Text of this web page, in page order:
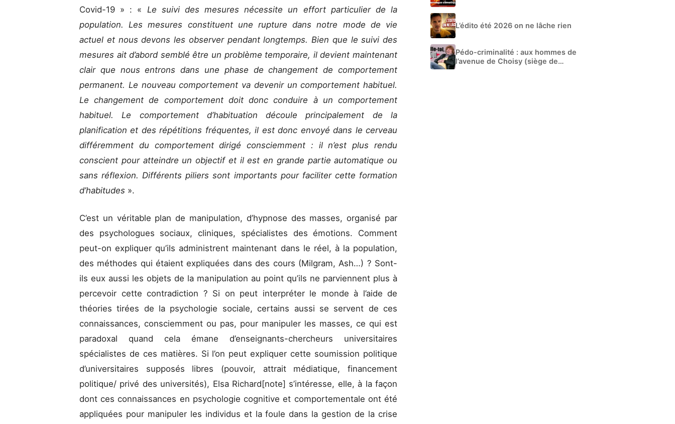
Covid-19 » : « Le suivi des mesures nécessite un effort particulier de la
population. Les mesures constituent une rupture dans notre mode de vie
actuel et nous devons les observer pendant longtemps. Bien que le suivi des
mesures ait d’abord semblé être un problème temporaire, il devient maintenant
clair que nous entrons dans une phase de changement de comportement
permanent. Le nouveau comportement va devenir un comportement habituel.
Le changement de comportement doit donc conduire à un comportement
habituel. Le comportement d’habituation découle principalement de la
planification et des répétitions fréquentes, il est donc envoyé dans le cerveau
différemment du comportement dirigé consciemment : il n’est plus rendu
conscient pour atteindre un objectif et il est en grande partie automatique ou
sans réflexion. Différents piliers sont importants pour faciliter cette formation
d’habitudes ».
C’est un véritable plan de manipulation, d’hypnose des masses, organisé par
des psychologues sociaux, cliniques, spécialistes des émotions. Comment
peut-on expliquer qu’ils administrent maintenant dans le réel, à la population,
des méthodes qui étaient expliquées dans des cours (Milgram, Ash…) ? Sont-
ils eux aussi les objets de la manipulation au point qu’ils ne parviennent plus à
percevoir cette contradiction ? Si on peut interpréter le monde à l’aide de
théories tirées de la psychologie sociale, certains aussi se servent de ces
connaissances, consciemment ou pas, pour manipuler les masses, ce qui est
paradoxal quand cela émane d’enseignants-chercheurs universitaires
spécialistes de ces matières. Si l’on peut expliquer cette soumission politique
d’universitaires supposés libres (pouvoir, attrait médiatique, financement
politique/ privé des universités), Elsa Richard[note] s’intéresse, elle, à la façon
dont ces connaissances en psychologie cognitive et comportementale ont été
appliquées pour manipuler les individus et la foule dans la gestion de la crise
L’édito été 2026 on ne lâche rien
Pédo-criminalité : aux hommes de
l’avenue de Choisy (siège de